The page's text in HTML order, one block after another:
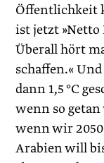
Öffentlichkeit
ist jetzt »Netto
Überall hört
schaffen.«
dann 1,5 °C
wenn so
wenn wir
Arabien will